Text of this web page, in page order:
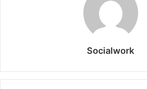
Socialwork